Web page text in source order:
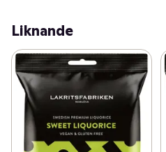
Liknande